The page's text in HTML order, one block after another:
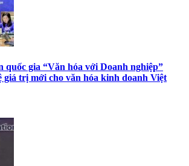
quốc gia “Văn hóa với Doanh nghiệp”
giá trị mới cho văn hóa kinh doanh Việt